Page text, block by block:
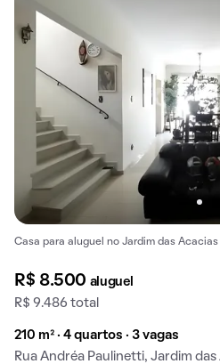
Casa para aluguel no Jardim das
R$ 8.500 aluguel
R$ 9.486 total
210 m² · 4 quartos · 3 vagas
Rua Andréa Paulinetti, Jardim das